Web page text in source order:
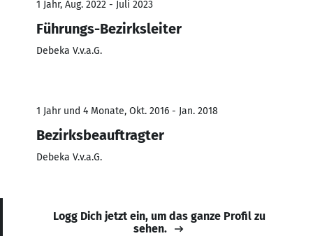
1 Jahr, Aug. 2022 - Juli 2023
Führungs-Bezirksleiter
Debeka V.v.a.G.
1 Jahr und 4 Monate, Okt. 2016 - Jan. 2018
Bezirksbeauftragter
Debeka V.v.a.G.
Logg Dich jetzt ein, um das ganze Profil zu
sehen.